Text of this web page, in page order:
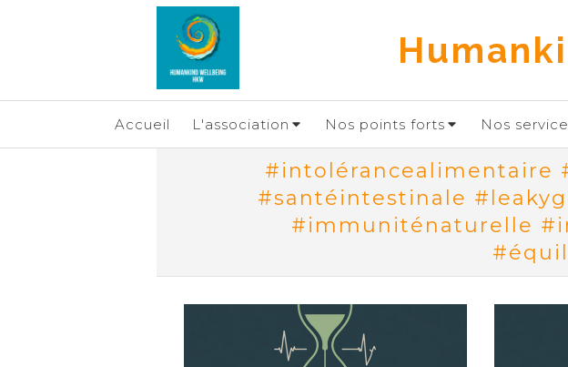
Accueil L'association Nos points forts Nos
#intolérancealimentaire
#santéintestinale
#immuniténaturelle